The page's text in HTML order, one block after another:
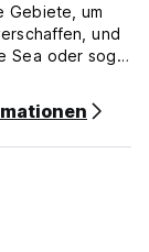
Gebiete, um
und
Sea oder sogar
Ihre marinen
Jetskier